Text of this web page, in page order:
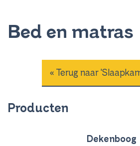
Bed en matras
« Terug naar
Producten
Dekenboog